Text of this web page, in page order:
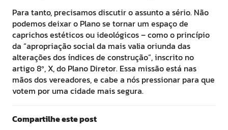
Para tanto, precisamos discutir o assunto a sério. Não
podemos deixar o Plano se tornar um espaço de
caprichos estéticos ou ideológicos – como o princípio
da “apropriação social da mais valia oriunda das
alterações dos índices de construção”, inscrito no
artigo 8º, X, do Plano Diretor. Essa missão está nas
mãos dos vereadores, e cabe a nós pressionar para que
votem por uma cidade mais segura.
Compartilhe este post